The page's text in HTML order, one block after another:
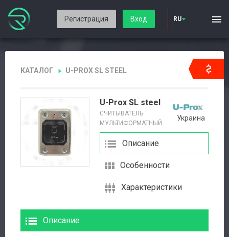
Регистрация Вход RU
КАТАЛОГ U-PROX SL STEEL
U-Prox SL steel
СЧИТЫВАТЕЛЬ
МУЛЬТИФОРМАТНЫЙ
Украина
Описание
Особенности
Характеристики
Описание